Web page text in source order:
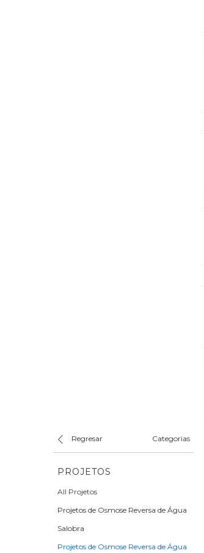
Regresar Categorias
PROJETOS
All Projetos
Projetos de Osmose Reversa de Água
Salobra
Projetos de Osmose Reversa de Água